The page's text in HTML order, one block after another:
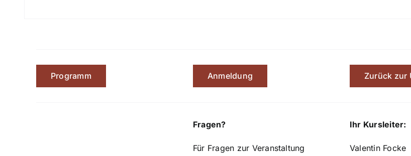
Programm Anmeldung Zurück zur
Fragen?
Für Fragen zur Veranstaltung
Ihr Kursleiter:
Valentin Focke